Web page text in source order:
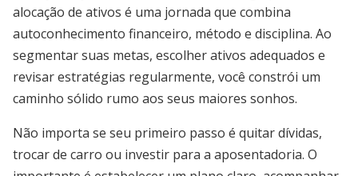
alocação de ativos é uma jornada que combina
autoconhecimento financeiro, método e disciplina. Ao
segmentar suas metas, escolher ativos adequados e
revisar estratégias regularmente, você constrói um
caminho sólido rumo aos seus maiores sonhos.
Não importa se seu primeiro passo é quitar dívidas,
trocar de carro ou investir para a aposentadoria. O